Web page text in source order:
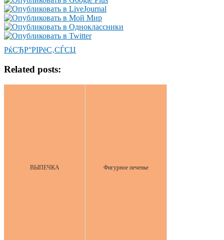
РќСЂР°РІРёС‚СЃСЏ
Related posts:
ВЫПЕЧКА Фигурное печенье